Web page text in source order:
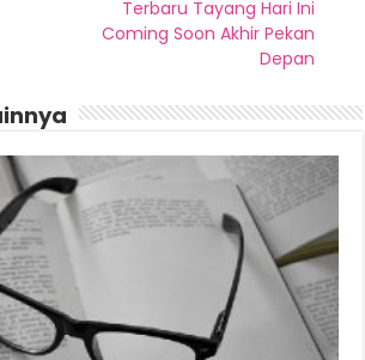
Terbaru Tayang Hari Ini
Coming Soon Akhir Pekan
Depan